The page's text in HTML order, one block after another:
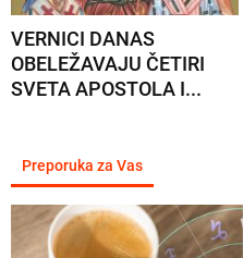
VERNICI DANAS
OBELEŽAVAJU ČETIRI
SVETA APOSTOLA I...
Preporuka za Vas